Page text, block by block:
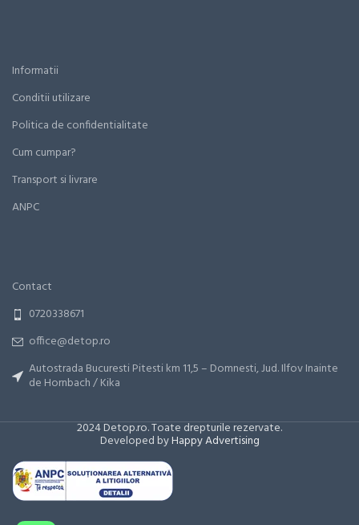
Informatii
Conditii utilizare
Politica de confidentialitate
Cum cumpar?
Transport si livrare
ANPC
Contact
0720338671
office@detop.ro
Autostrada Bucuresti Pitesti km 11,5 – Domnesti, Jud. Ilfov Inainte
de Hornbach / Kika
2024 Detop.ro. Toate drepturile rezervate.
Developed byHappy Advertising